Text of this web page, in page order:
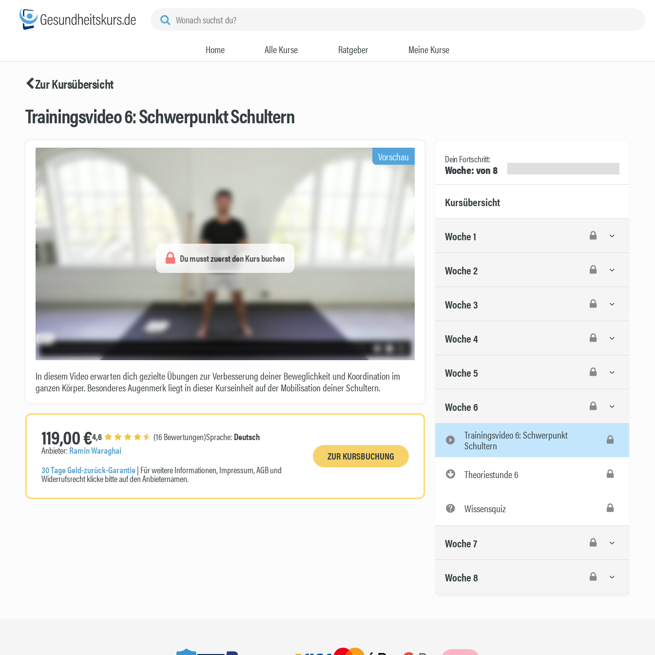
Home Alle Kurse Ratgeber Meine Kurse
Zur Kursübersicht
Trainingsvideo 6: Schwerpunkt Schultern
Du musst zuerst den Kurs buchen
Vorschau
In diesem Video erwarten dich gezielte Übungen zur Verbesserung deiner Beweglichkeit und Koordination im
ganzen Körper. Besonderes Augenmerk liegt in dieser Kurseinheit auf der Mobilisation deiner Schultern.
119,00 €4,6 (16 Bewertungen)Sprache: Deutsch
Anbieter: Ramin Waraghai
30 Tage Geld-zurück-Garantie| Für weitere Informationen, Impressum, AGB und
Widerrufsrecht klicke bitte auf den Anbieternamen.
ZUR KURSBUCHUNG
Dein Fortschritt:
Woche: von 8
Kursübersicht
Woche 1
Woche 2
Woche 3
Woche 4
Woche 5
Woche 6
Trainingsvideo 6: Schwerpunkt
Schultern
Theoriestunde 6
Wissensquiz
Woche 7
Woche 8